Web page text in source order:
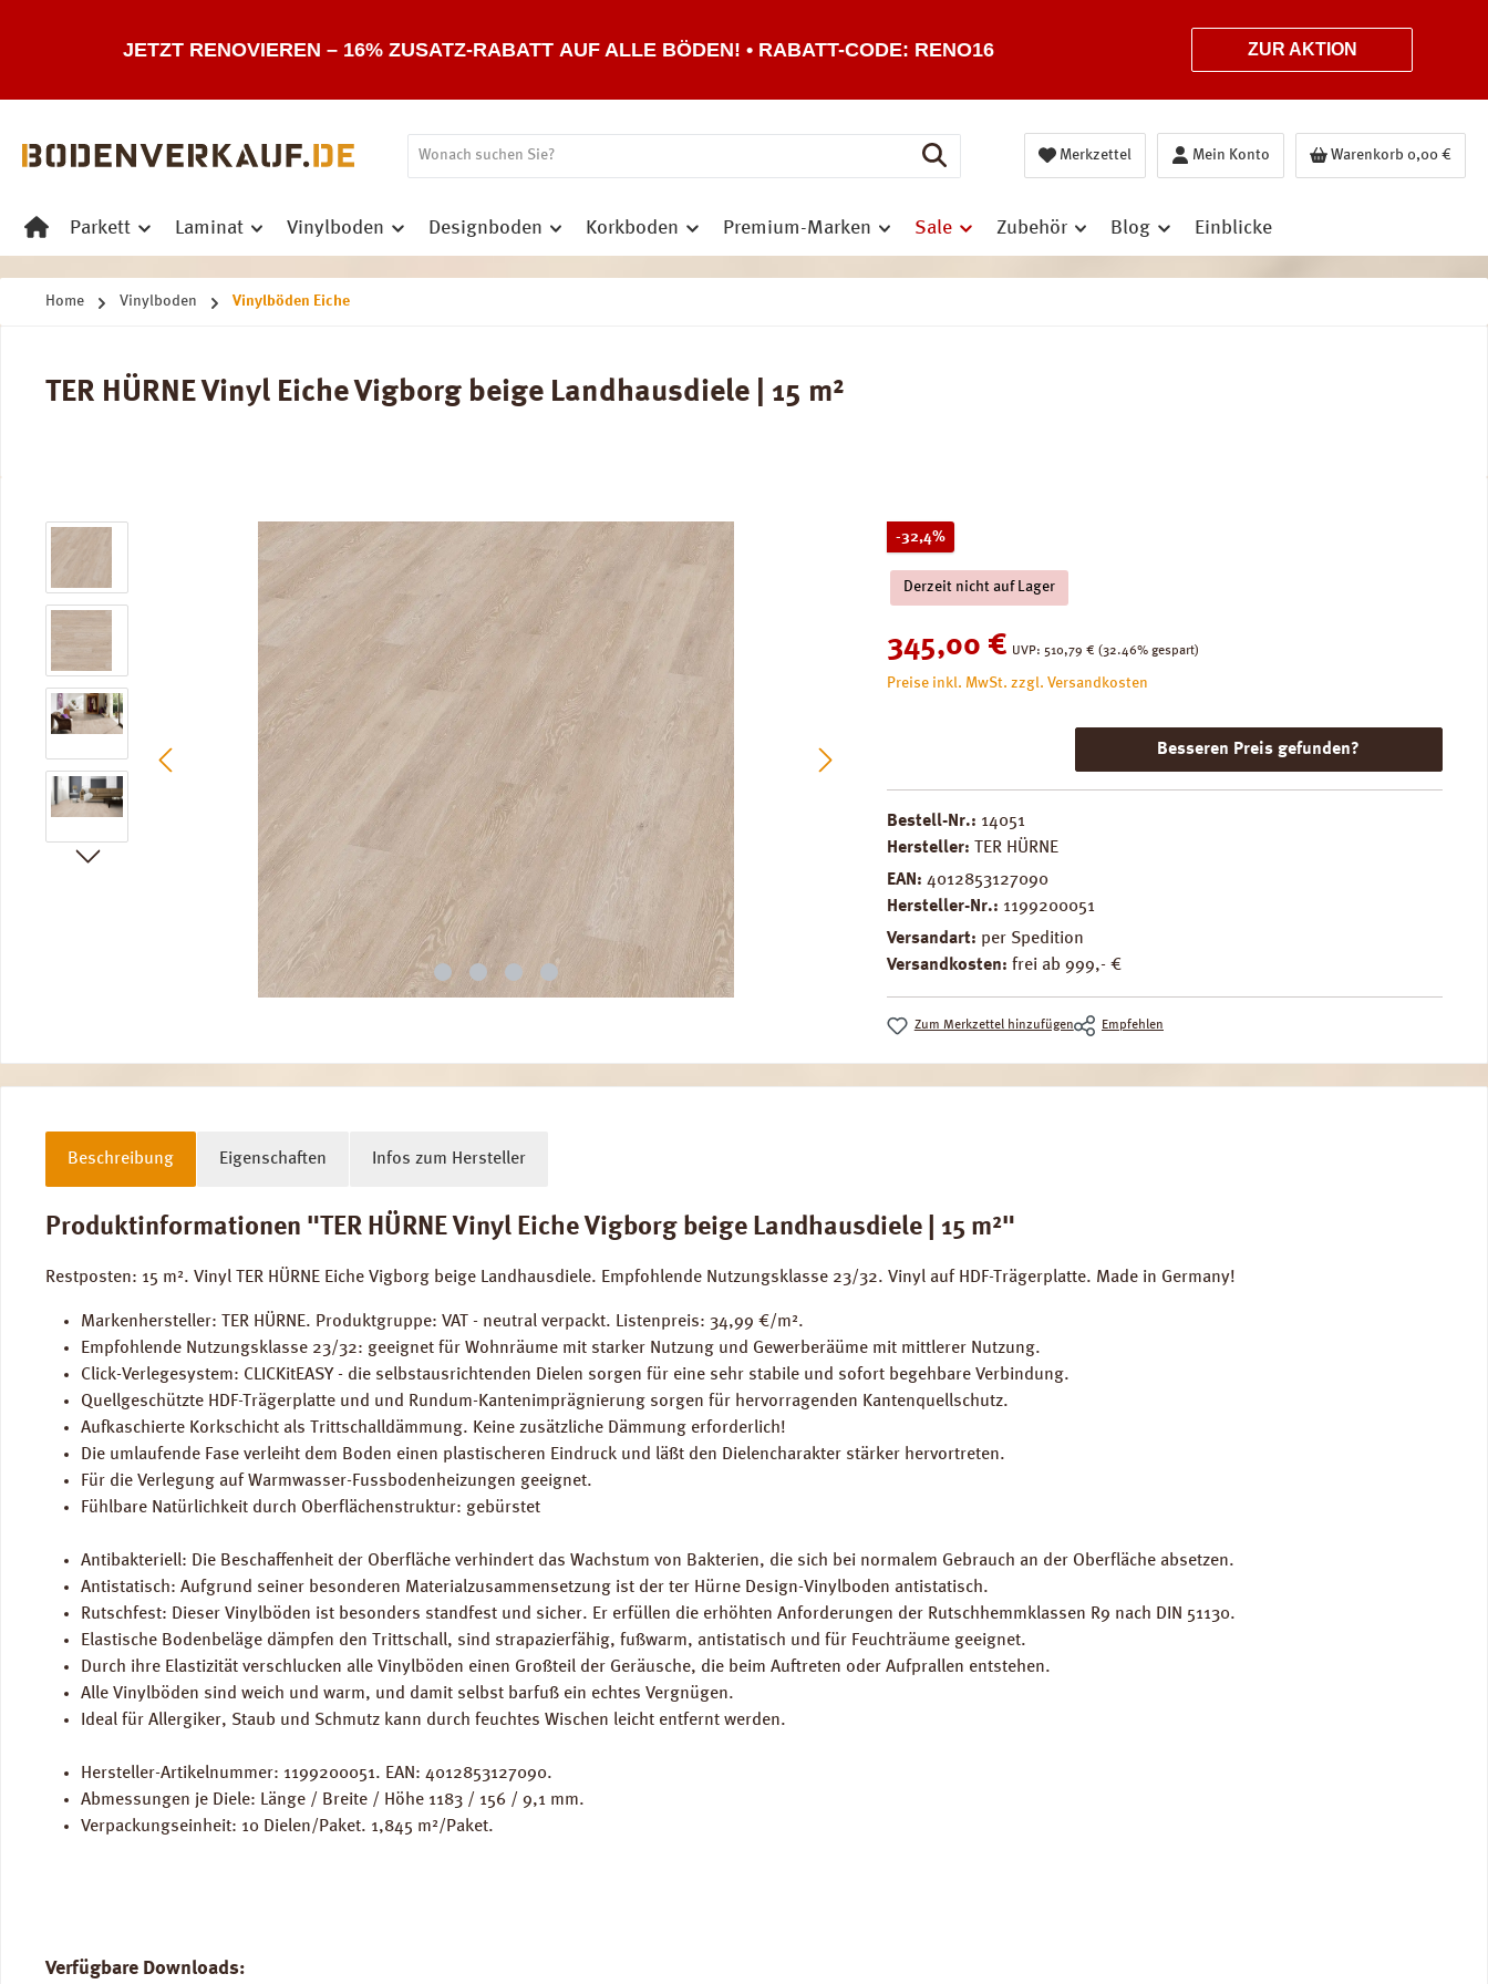
JETZT RENOVIEREN – 16% ZUSATZ-RABATT AUF ALLE BÖDEN! • RABATT-CODE: RENO16 ZUR AKTION
Merkzettel Mein Konto Warenkorb 0,00 €
Parkett Laminat Vinylboden Designboden Korkboden Premium-Marken Sale Zubehör Blog Einblicke
Home Vinylboden Vinylböden Eiche
TER HÜRNE Vinyl Eiche Vigborg beige Landhausdiele | 15 m²
Bildergalerie überspringen -32,4%Rabatt
Derzeit nicht auf Lager
Verkaufspreis:
345,00 € UVP: Regulärer Preis:
510,79 € (32.46% gespart)
Preise inkl. MwSt. zzgl. Versandkosten
Besseren Preis gefunden?
Bestell-Nr.: 14051
Hersteller:
TER HÜRNE
EAN: 4012853127090
Hersteller-Nr.: 1199200051
Versandart: per Spedition
Versandkosten: frei ab 999,- €
Zum Merkzettel hinzufügen Empfehlen
Beschreibung Eigenschaften Infos zum Hersteller
Produktinformationen "TER HÜRNE Vinyl Eiche Vigborg beige Landhausdiele | 15 m²"
Restposten: 15 m². Vinyl TER HÜRNE Eiche Vigborg beige Landhausdiele. Empfohlende Nutzungsklasse 23/32. Vinyl auf HDF-Trägerplatte. Made in Germany!
Markenhersteller: TER HÜRNE. Produktgruppe: VAT - neutral verpackt. Listenpreis: 34,99 €/m².
Empfohlende Nutzungsklasse 23/32: geeignet für Wohnräume mit starker Nutzung und Gewerberäüme mit mittlerer Nutzung.
Click-Verlegesystem: CLICKitEASY - die selbstausrichtenden Dielen sorgen für eine sehr stabile und sofort begehbare Verbindung.
Quellgeschützte HDF-Trägerplatte und und Rundum-Kantenimprägnierung sorgen für hervorragenden Kantenquellschutz.
Aufkaschierte Korkschicht als Trittschalldämmung. Keine zusätzliche Dämmung erforderlich!
Die umlaufende Fase verleiht dem Boden einen plastischeren Eindruck und läßt den Dielencharakter stärker hervortreten.
Für die Verlegung auf Warmwasser-Fussbodenheizungen geeignet.
Fühlbare Natürlichkeit durch Oberflächenstruktur: gebürstet
Antibakteriell: Die Beschaffenheit der Oberfläche verhindert das Wachstum von Bakterien, die sich bei normalem Gebrauch an der Oberfläche absetzen.
Antistatisch: Aufgrund seiner besonderen Materialzusammensetzung ist der ter Hürne Design-Vinylboden antistatisch.
Rutschfest: Dieser Vinylböden ist besonders standfest und sicher. Er erfüllen die erhöhten Anforderungen der Rutschhemmklassen R9 nach DIN 51130.
Elastische Bodenbeläge dämpfen den Trittschall, sind strapazierfähig, fußwarm, antistatisch und für Feuchträume geeignet.
Durch ihre Elastizität verschlucken alle Vinylböden einen Großteil der Geräusche, die beim Auftreten oder Aufprallen entstehen.
Alle Vinylböden sind weich und warm, und damit selbst barfuß ein echtes Vergnügen.
Ideal für Allergiker, Staub und Schmutz kann durch feuchtes Wischen leicht entfernt werden.
Hersteller-Artikelnummer: 1199200051. EAN: 4012853127090.
Abmessungen je Diele: Länge / Breite / Höhe 1183 / 156 / 9,1 mm.
Verpackungseinheit: 10 Dielen/Paket. 1,845 m²/Paket.
Verfügbare Downloads: